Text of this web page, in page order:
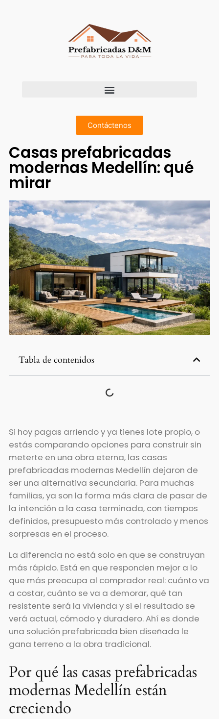
Contáctenos
Casas prefabricadas
modernas Medellín: qué
mirar
Tabla de contenidos
Si hoy pagas arriendo y ya tienes lote propio, o
estás comparando opciones para construir sin
meterte en una obra eterna, las casas
prefabricadas modernas Medellín dejaron de
ser una alternativa secundaria. Para muchas
familias, ya son la forma más clara de pasar de
la intención a la casa terminada, con tiempos
definidos, presupuesto más controlado y menos
sorpresas en el proceso.
La diferencia no está solo en que se construyan
más rápido. Está en que responden mejor a lo
que más preocupa al comprador real: cuánto va
a costar, cuánto se va a demorar, qué tan
resistente será la vivienda y si el resultado se
verá actual, cómodo y duradero. Ahí es donde
una solución prefabricada bien diseñada le
gana terreno a la obra tradicional.
Por qué las casas prefabricadas
modernas Medellín están
creciendo